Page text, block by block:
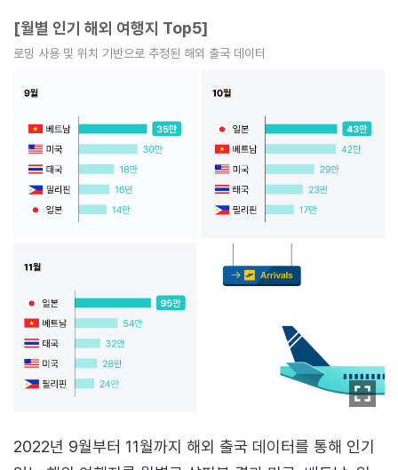
[월별 인기 해외 여행지 Top5]
로밍 사용 및 위치 기반으로 추정된 해외 출국 데이터
2022년 9월부터 11월까지 해외 출국 데이터를 통해 인기